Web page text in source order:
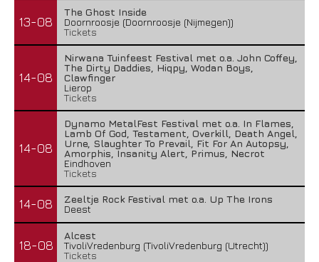
13-08
The Ghost Inside
Doornroosje (Doornroosje (Nijmegen))
Tickets
14-08
Nirwana Tuinfeest Festival met o.a. John Coffey,
The Dirty Daddies, Hiqpy, Wodan Boys,
Clawfinger
Lierop
Tickets
14-08
Dynamo MetalFest Festival met o.a. In Flames,
Lamb Of God, Testament, Overkill, Death Angel,
Urne, Slaughter To Prevail, Fit For An Autopsy,
Amorphis, Insanity Alert, Primus, Necrot
Eindhoven
Tickets
14-08
Zeeltje Rock Festival met o.a. Up The Irons
Deest
18-08
Alcest
TivoliVredenburg (TivoliVredenburg (Utrecht))
Tickets